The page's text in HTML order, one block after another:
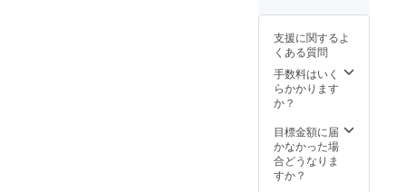
れてい
るお名
前をカ
タカナ
で表記
させて
す。予
めご了
承くだ
特殊記
号は
フォン
トに
よって
表示で
ありま
す。 ※
誹謗中
備考欄
に掲載
したい
お名
前、も
しくは
ムを15
文字以
内でご
ラッ
らお選
びくだ
さい。
ロゴは
ローで
す。 ・
ジャ
支援に関するよ
くある質問
手数料はいく
らかかります
か？
目標金額に届
かなかった場
合どうなりま
すか？